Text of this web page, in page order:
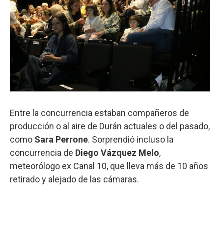
Entre la concurrencia estaban compañeros de
producción o al aire de Durán actuales o del pasado,
como Sara Perrone. Sorprendió incluso la
concurrencia de Diego Vázquez Melo,
meteorólogo ex Canal 10, que lleva más de 10 años
retirado y alejado de las cámaras.